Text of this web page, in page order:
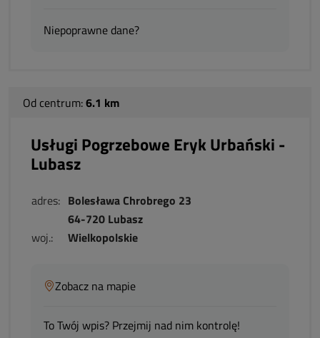
Niepoprawne dane?
Od centrum:6.1 km
Usługi Pogrzebowe Eryk Urbański -
Lubasz
adres: Bolesława Chrobrego 23
64-720 Lubasz
woj.:
Wielkopolskie
Zobacz na mapie
To Twój wpis? Przejmij nad nim kontrolę!